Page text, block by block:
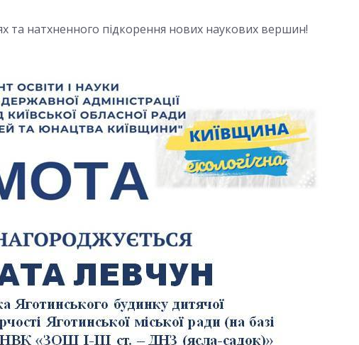
та натхненного підкорення нових наукових вершин!